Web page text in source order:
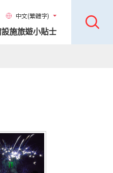
中文(繁體字)
施旅遊小貼士